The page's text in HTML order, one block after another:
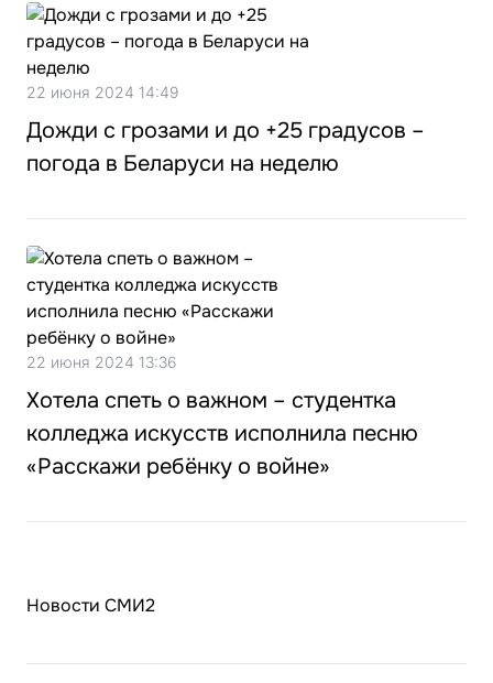
22 июня 2024 14:49
Дожди с грозами и до +25 градусов –
погода в Беларуси на неделю
22 июня 2024 13:36
Хотела спеть о важном – студентка
колледжа искусств исполнила песню
«Расскажи ребёнку о войне»
Новости СМИ2